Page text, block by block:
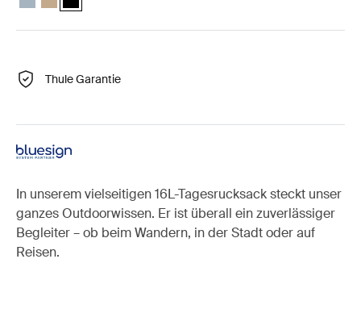
Thule Garantie
In unserem vielseitigen 16L-Tagesrucksack steckt unser
ganzes Outdoorwissen. Er ist überall ein zuverlässiger
Begleiter – ob beim Wandern, in der Stadt oder auf
Reisen.